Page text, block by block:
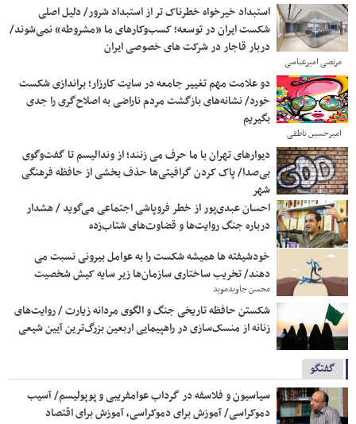
استبداد خیرخواه خطرناک تر از استبداد شرور/ دلیل اصلی
شکست ایران در توسعه؛ کسب‌وکارهای ما «مشروطه» نمی‌شوند/
دربار قاجار در شرکت های خصوصی ایران
مرتضی امیرعباسی
دو علامت مهم تغییر جامعه در سایت کارزار؛ براندازی شکست
خورد/ نشانه‌های بازگشت مردم ناراضی به اصلاح‌گری را جدی
بگیریم
امیرحسین ناطقی
دیوارهای تهران با ما حرف می زنند؛ از وندالیسم تا گفت‌وگوی
بی‌صدا/ پاک کردن گرافیتی‌ها حذف بخشی از حافظه فرهنگی
شهر
احسان عبدی‌پور از خطر فروپاشی اجتماعی می‌گوید / هشدار
درباره جنگ روایت‌ها و قضاوت‌های شتاب‌زده
خودشیفته ها همیشه شکست را به عوامل بیرونی نسبت می
دهند/ تخریب ساختاری سازمان‌ها زیر سایه کیش شخصیت
محسن جاویدموید
شکستن حافظه تاریخی جنگ و الگوی مردانه زیارت / روایت‌های
زنانه از منسک‌سازی در راهپیمایی اربعین بزرگ‌ترین آیین شیعی
گفتگو
سیاسیون و فلاسفه در گرداب عوامفریبی و پوپولیسم/ آسیب
دموکراسی/ آموزش برای دموکراسی، آموزش برای اقتصاد